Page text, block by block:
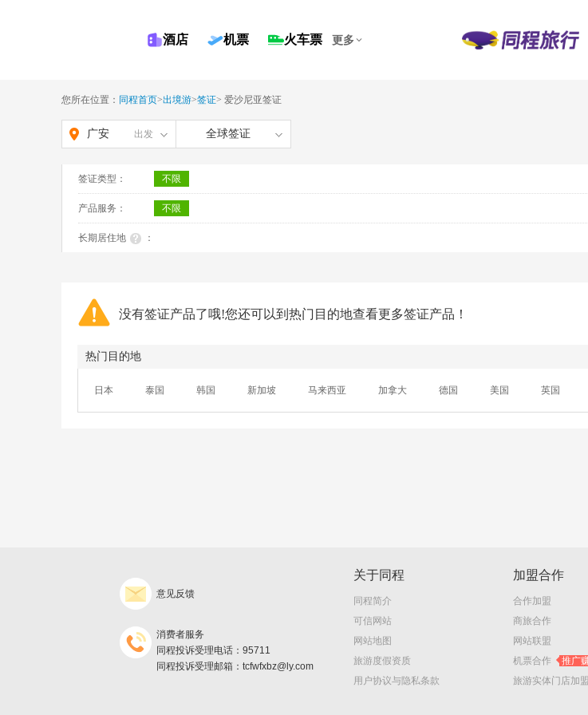
酒店 机票 火车票 更多
您所在位置： 同程首页>出境游>签证> 爱沙尼亚签证
广安 出发 全球签证
签证类型： 不限
产品服务： 不限
长期居住地 ：
没有签证产品了哦!您还可以到热门目的地查看更多签证产品！
热门目的地
日本 泰国 韩国 新加坡 马来西亚 加拿大 德国 美国 英国
意见反馈
消费者服务
同程投诉受理电话：95711
同程投诉受理邮箱：tcfwfxbz@ly.com
关于同程
同程简介
可信网站
网站地图
旅游度假资质
用户协议与隐私条款
加盟合作
合作加盟
商旅合作
网站联盟
机票合作
推广
旅游实体门店加盟